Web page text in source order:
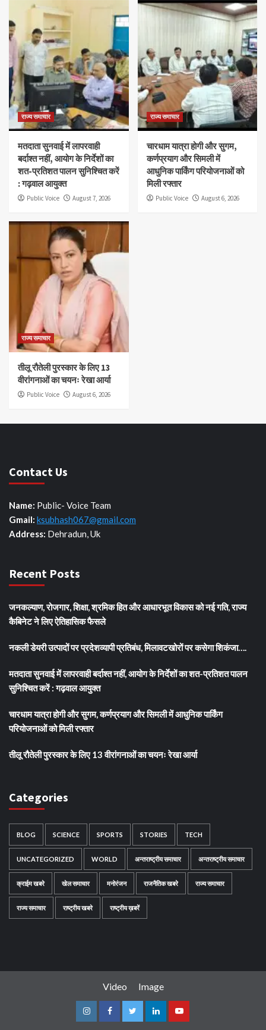
राज्य समाचार
मतदाता सुनवाई में लापरवाही
बर्दाश्त नहीं, आयोग के निर्देशों का
शत-प्रतिशत पालन सुनिश्चित करें
: गढ़वाल आयुक्त
Public Voice August 7, 2026
राज्य समाचार
चारधाम यात्रा होगी और सुगम,
कर्णप्रयाग और सिमली में
आधुनिक पार्किंग परियोजनाओं को
मिली रफ्तार
Public Voice August 6, 2026
राज्य समाचार
तीलू रौतेली पुरस्कार के लिए 13
वीरांगनाओं का चयनः रेखा आर्या
Public Voice August 6, 2026
Contact Us
Name: Public- Voice Team
Gmail: ksubhash067@gmail.com
Address: Dehradun, Uk
Recent Posts
जनकल्याण, रोजगार, शिक्षा, श्रमिक हित और आधारभूत विकास को नई गति, राज्य
कैबिनेट ने लिए ऐतिहासिक फैसले
नकली डेयरी उत्पादों पर प्रदेशव्यापी प्रतिबंध, मिलावटखोरों पर कसेगा शिकंजा….
मतदाता सुनवाई में लापरवाही बर्दाश्त नहीं, आयोग के निर्देशों का शत-प्रतिशत पालन
सुनिश्चित करें : गढ़वाल आयुक्त
चारधाम यात्रा होगी और सुगम, कर्णप्रयाग और सिमली में आधुनिक पार्किंग
परियोजनाओं को मिली रफ्तार
तीलू रौतेली पुरस्कार के लिए 13 वीरांगनाओं का चयनः रेखा आर्या
Categories
BLOG SCIENCE SPORTS STORIES TECH
UNCATEGORIZED WORLD अन्तराष्ट्रीय समाचार अन्तराष्ट्रीय समाचार
क्राईम खबरे खेल समाचार मनोरंजन राजनैतिक खबरे राज्य समाचार
राज्य समाचार राष्ट्रीय खबरे राष्ट्रीय ख़बरें
Video Image
InstagramFacebookTwitterLinkedinYoutube